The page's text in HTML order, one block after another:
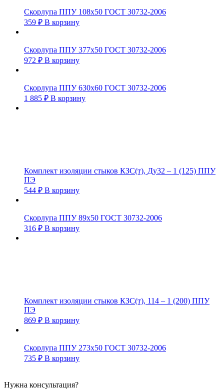
Скорлупа ППУ 108х50 ГОСТ 30732-2006
359 ₽ В корзину
Скорлупа ППУ 377х50 ГОСТ 30732-2006
972 ₽ В корзину
Скорлупа ППУ 630х60 ГОСТ 30732-2006
1 885 ₽ В корзину
Комплект изоляции стыков КЗС(т), Ду32 – 1 (125) ППУ
ПЭ
544 ₽ В корзину
Скорлупа ППУ 89х50 ГОСТ 30732-2006
316 ₽ В корзину
Комплект изоляции стыков КЗС(т), 114 – 1 (200) ППУ
ПЭ
869 ₽ В корзину
Скорлупа ППУ 273х50 ГОСТ 30732-2006
735 ₽ В корзину
Нужна консультация?